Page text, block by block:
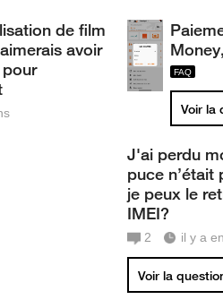
de film
avoir
Voir la
J'ai perdu
puce n’était
je peux le
IMEI?
2 il y a
Voir la